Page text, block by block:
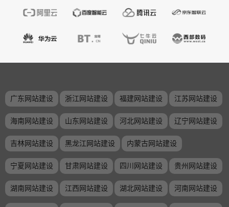
广东网站建设 浙江网站建设 福建网站建设 江苏网站建设
海南网站建设 山东网站建设 河北网站建设 辽宁网站建设
吉林网站建设 黑龙江网站建设 内蒙古网站建设
宁夏网站建设 甘肃网站建设 四川网站建设 贵州网站建设
湖南网站建设 江西网站建设 湖北网站建设 河南网站建设